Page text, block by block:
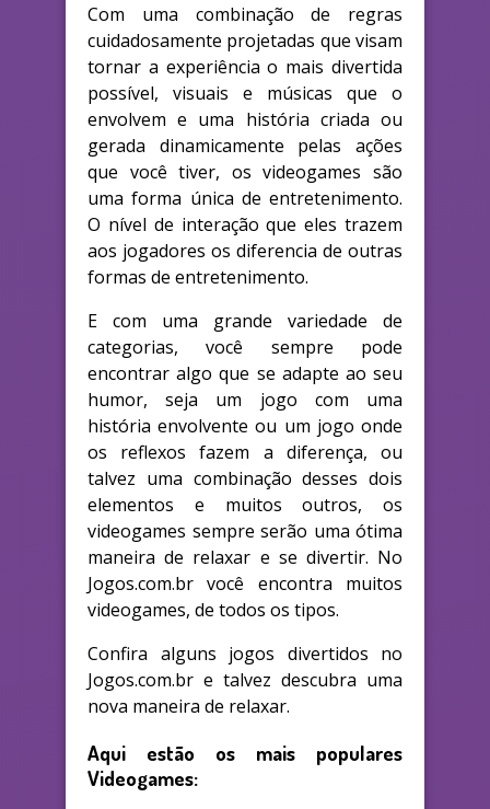
Com uma combinação de regras
cuidadosamente projetadas que visam
tornar a experiência o mais divertida
possível, visuais e músicas que o
envolvem e uma história criada ou
gerada dinamicamente pelas ações
que você tiver, os videogames são
uma forma única de entretenimento.
O nível de interação que eles trazem
aos jogadores os diferencia de outras
formas de entretenimento.
E com uma grande variedade de
categorias, você sempre pode
encontrar algo que se adapte ao seu
humor, seja um jogo com uma
história envolvente ou um jogo onde
os reflexos fazem a diferença, ou
talvez uma combinação desses dois
elementos e muitos outros, os
videogames sempre serão uma ótima
maneira de relaxar e se divertir. No
Jogos.com.br você encontra muitos
videogames, de todos os tipos.
Confira alguns jogos divertidos no
Jogos.com.br e talvez descubra uma
nova maneira de relaxar.
Aqui estão os mais populares
Videogames: